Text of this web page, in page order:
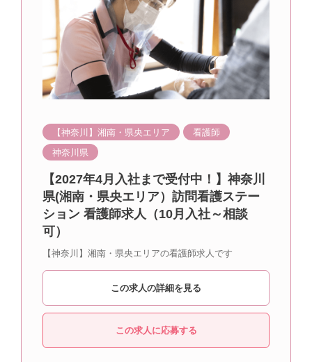
【神奈川】湘南・県央エリア
看護師
神奈川県
【2027年4月入社まで受付中！】神奈川
県(湘南・県央エリア）訪問看護ステー
ション 看護師求人（10月入社～相談
可）
【神奈川】湘南・県央エリアの看護師求人です
この求人の詳細を見る
この求人に応募する